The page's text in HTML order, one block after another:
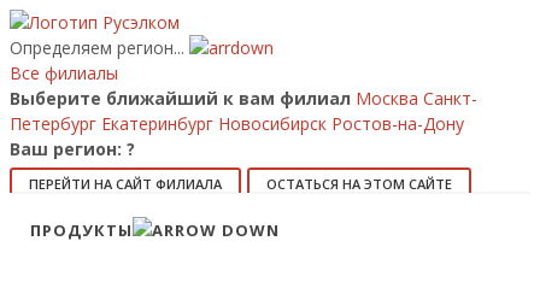
Определяем регион...
Все филиалы
Выберите ближайший к вам филиал Москва Санкт-
Петербург Екатеринбург Новосибирск Ростов-на-Дону
Ваш регион: ?
ПЕРЕЙТИ НА САЙТ ФИЛИАЛА ОСТАТЬСЯ НА ЭТОМ САЙТЕ
Позвонить
ПРОДУКТЫ